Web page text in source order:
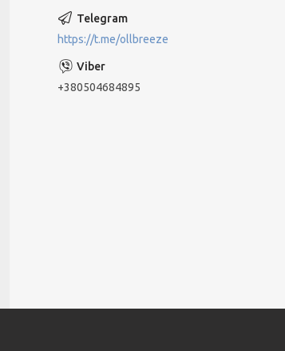
https://t.me/ollbreeze
+380504684895